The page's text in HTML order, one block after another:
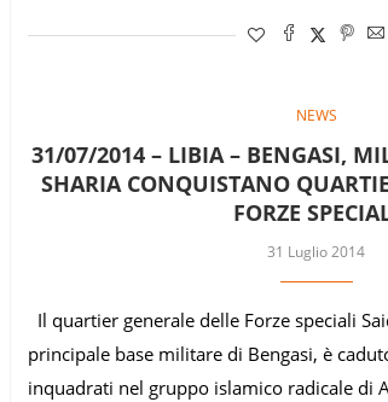
NEWS
31/07/2014 – LIBIA – BENGASI,
SHARIA CONQUISTANO
FORZE
31 Luglio 2014
Il quartier generale delle Forze speciali
principale base militare di Bengasi, è
inquadrati nel gruppo islamico radicale di